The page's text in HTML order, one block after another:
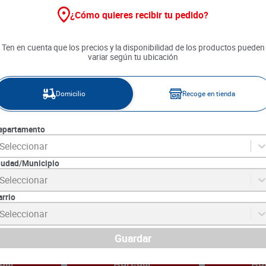
Lavanda x
Total Cocina Naranja x 250
cm3
SKU :7591005981102
Centímetro cúbico: $9.25
$2890
$2312
Agregar
Varsol
SKU :
Mililitro: $29.38
$14.690
¿Cómo quieres recibir tu pedido?
Ten en cuenta que los precios y la disponibilidad de los productos pueden
variar según tu ubicación
Domicilio Recoge en tienda
Seleccionar
Municipio
Seleccionar
Seleccionar
Guardar